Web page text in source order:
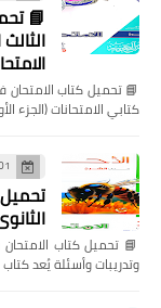
📘
كتابي الامتحانات (الجزء
01
الثانوي
وتدريبات وأسئلة يُعد